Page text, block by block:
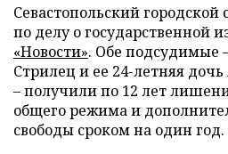
Севастопольский городской
по делу о государственной
«Новости». Обе подсудимые
Стрилец и ее 24-летняя
– получили по 12 лет
общего режима и
свободы сроком на один год.